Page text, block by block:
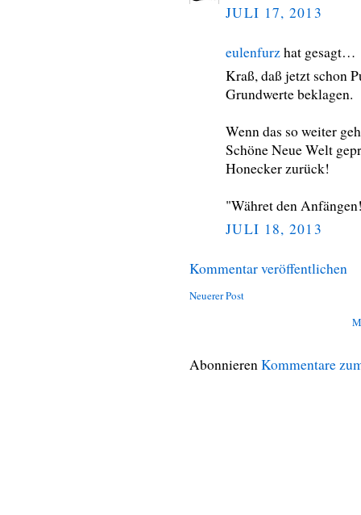
JULI 17, 2013
eulenfurzhat gesagt…
Kraß, daß jetzt schon
Grundwerte beklagen.
Wenn das so weiter
Schöne Neue Welt
Honecker zurück!
"Währet den
JULI 18, 2013
Kommentar veröffentlichen
Neuerer Post
AbonnierenKommentare